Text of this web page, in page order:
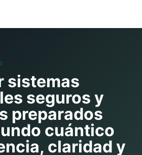
sistemas
seguros y
preparados
cuántico
claridad y